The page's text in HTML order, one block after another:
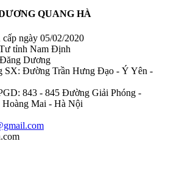
QUANG HÀ
ngày 05/02/2020
tỉnh Nam Định
Dương
SX: Đường Trần Hưng Đạo - Ý Yên -
843 - 845 Đường Giải Phóng -
Hoàng Mai - Hà Nội